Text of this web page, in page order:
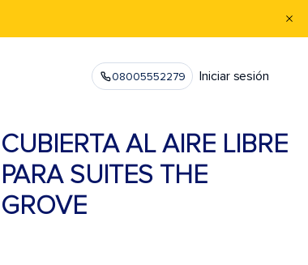
08005552279 Iniciar sesión
CUBIERTA AL AIRE LIBRE
PARA SUITES THE
GROVE